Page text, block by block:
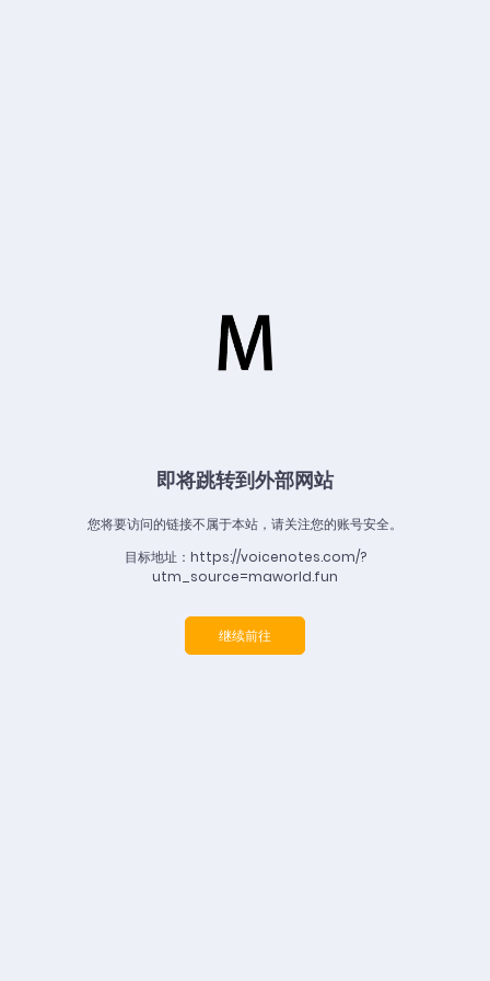
即将跳转到外部网站
您将要访问的链接不属于本站，请关注您的账号安全。
目标地址：https://voicenotes.com/?
utm_source=maworld.fun
继续前往